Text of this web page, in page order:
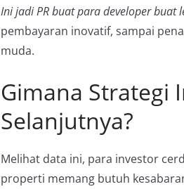
Ini jadi PR buat para developer
pembayaran inovatif, sampai
muda.
Gimana Strategi
Selanjutnya?
Melihat data ini, para investor
properti memang butuh